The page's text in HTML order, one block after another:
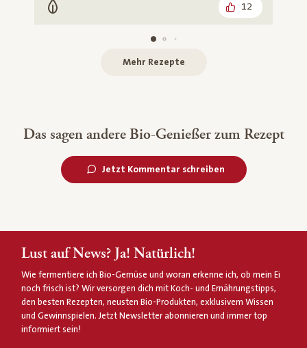
Vegetarisch 12
Mehr Rezepte
Das sagen andere Bio-Genießer zum Rezept
Jetzt Kommentar schreiben
Lust auf News? Ja! Natürlich!
Wie fermentiere ich Bio-Gemüse und woran erkenne ich, ob mein Ei
noch frisch ist? Wir versorgen dich mit Koch- und Ernährungstipps,
den besten Rezepten, neusten Bio-Produkten, exklusivem Wissen
und Gewinnspielen. Jetzt Newsletter abonnieren und immer top
informiert sein!